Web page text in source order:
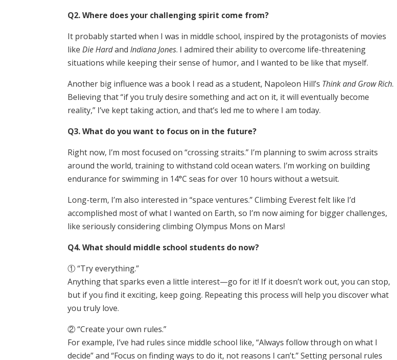
Q2. Where does your challenging spirit come from?
It probably started when I was in middle school, inspired by the protagonists of movies
like Die Hardand Indiana Jones. I admired their ability to overcome life-threatening
situations while keeping their sense of humor, and I wanted to be like that myself.
Another big influence was a book I read as a student, Napoleon Hill’s Think and Grow Rich.
Believing that “if you truly desire something and act on it, it will eventually become
reality,” I’ve kept taking action, and that’s led me to where I am today.
Q3. What do you want to focus on in the future?
Right now, I’m most focused on “crossing straits.” I’m planning to swim across straits
around the world, training to withstand cold ocean waters. I’m working on building
endurance for swimming in 14°C seas for over 10 hours without a wetsuit.
Long-term, I’m also interested in “space ventures.” Climbing Everest felt like I’d
accomplished most of what I wanted on Earth, so I’m now aiming for bigger challenges,
like seriously considering climbing Olympus Mons on Mars!
Q4. What should middle school students do now?
① “Try everything.”
Anything that sparks even a little interest—go for it! If it doesn’t work out, you can stop,
but if you find it exciting, keep going. Repeating this process will help you discover what
you truly love.
② “Create your own rules.”
For example, I’ve had rules since middle school like, “Always follow through on what I
decide” and “Focus on finding ways to do it, not reasons I can’t.” Setting personal rules